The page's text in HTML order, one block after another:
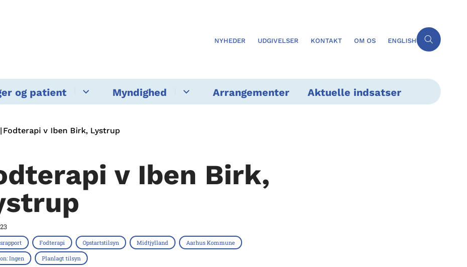
NYHEDER UDGIVELSER KONTAKT OM OS ENGLISH
og patient Myndighed Arrangementer Aktuelle indsatser
Fodterapi v Iben Birk, Lystrup
v Iben Birk,
Fodterapi Opstartstilsyn Midtjylland Aarhus Kommune
Ingen Planlagt tilsyn